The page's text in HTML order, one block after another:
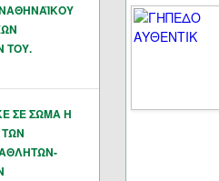
ΤΟΥ.
ΣΕ ΣΩΜΑ Η
ΤΩΝ